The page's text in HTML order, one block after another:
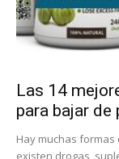
Las 14
para bajar de
Hay muchas
existen drogas,